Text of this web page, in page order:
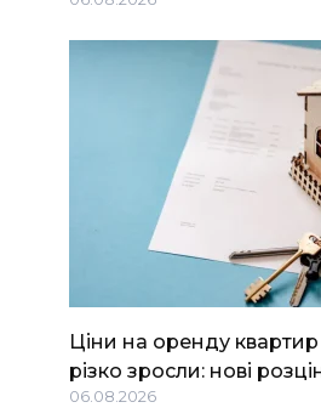
Ціни на оренду
різко зросли: нові
06.08.2026